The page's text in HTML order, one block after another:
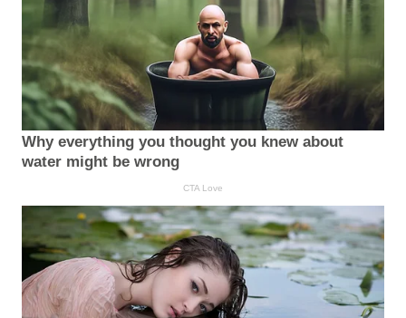
Why everything you thought you knew about
water might be wrong
CTA Love